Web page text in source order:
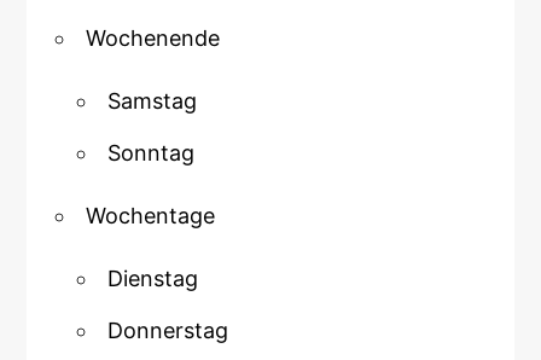
Wochenende
Samstag
Sonntag
Wochentage
Dienstag
Donnerstag